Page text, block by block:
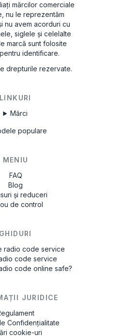
mărcilor comerciale
nu le reprezentăm
nu avem acorduri cu
siglele și celelalte
marcă sunt folosite
identificare.
drepturile rezervate.
LINKURI
Mărci
populare
MENIU
FAQ
Blog
și reduceri
de control
GHIDURI
radio code service
code service
code online safe?
JURIDICE
Confidențialitate
cookie-uri